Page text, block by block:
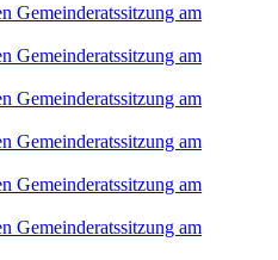
Gemeinderatssitzung am
Gemeinderatssitzung am
Gemeinderatssitzung am
Gemeinderatssitzung am
Gemeinderatssitzung am
Gemeinderatssitzung am